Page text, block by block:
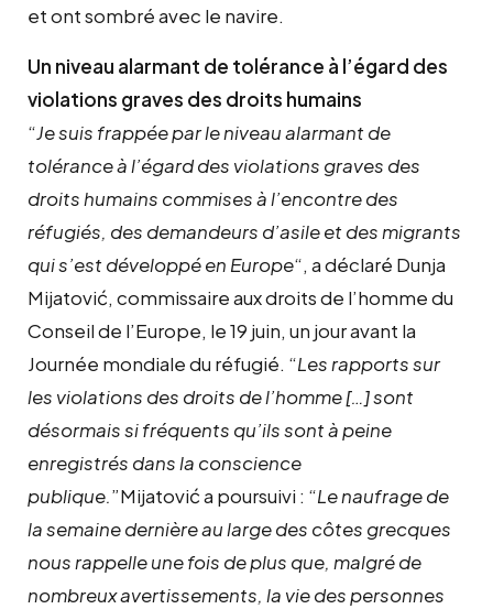
et ont sombré avec le navire.
Un niveau alarmant de tolérance à l’égard des
violations graves des droits humains
“Je suis frappée par le niveau alarmant de
tolérance à l’égard des violations graves des
droits humains commises à l’encontre des
réfugiés, des demandeurs d’asile et des migrants
qui s’est développé en Europe“, a déclaré Dunja
Mijatović, commissaire aux droits de l’homme du
Conseil de l’Europe, le 19 juin, un jour avant la
Journée mondiale du réfugié. “Les rapports sur
les violations des droits de l’homme […] sont
désormais si fréquents qu’ils sont à peine
enregistrés dans la conscience
publique.”Mijatović a poursuivi : “Le naufrage de
la semaine dernière au large des côtes grecques
nous rappelle une fois de plus que, malgré de
nombreux avertissements, la vie des personnes